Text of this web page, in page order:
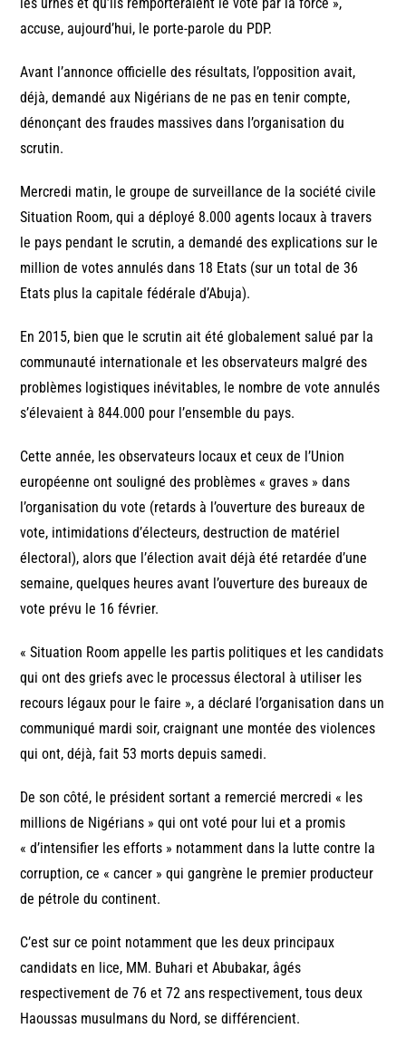
accuse, aujourd’hui, le porte-parole du PDP.
Avant l’annonce officielle des résultats, l’opposition avait,
déjà, demandé aux Nigérians de ne pas en tenir compte,
dénonçant des fraudes massives dans l’organisation du
scrutin.
Mercredi matin, le groupe de surveillance de la société civile
Situation Room, qui a déployé 8.000 agents locaux à travers
le pays pendant le scrutin, a demandé des explications sur le
million de votes annulés dans 18 Etats (sur un total de 36
Etats plus la capitale fédérale d’Abuja).
En 2015, bien que le scrutin ait été globalement salué par la
communauté internationale et les observateurs malgré des
problèmes logistiques inévitables, le nombre de vote annulés
s’élevaient à 844.000 pour l’ensemble du pays.
Cette année, les observateurs locaux et ceux de l’Union
européenne ont souligné des problèmes « graves » dans
l’organisation du vote (retards à l’ouverture des bureaux de
vote, intimidations d’électeurs, destruction de matériel
électoral), alors que l’élection avait déjà été retardée d’une
semaine, quelques heures avant l’ouverture des bureaux de
vote prévu le 16 février.
« Situation Room appelle les partis politiques et les candidats
qui ont des griefs avec le processus électoral à utiliser les
recours légaux pour le faire », a déclaré l’organisation dans un
communiqué mardi soir, craignant une montée des violences
qui ont, déjà, fait 53 morts depuis samedi.
De son côté, le président sortant a remercié mercredi « les
millions de Nigérians » qui ont voté pour lui et a promis
« d’intensifier les efforts » notamment dans la lutte contre la
corruption, ce « cancer » qui gangrène le premier producteur
de pétrole du continent.
C’est sur ce point notamment que les deux principaux
candidats en lice, MM. Buhari et Abubakar, âgés
respectivement de 76 et 72 ans respectivement, tous deux
Haoussas musulmans du Nord, se différencient.